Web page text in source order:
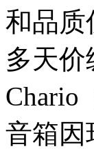
和品质
多天
Chario
音箱因